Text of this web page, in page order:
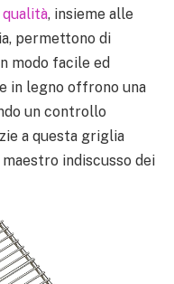
qualità, insieme alle
permettono di
modo facile ed
in legno offrono una
un controllo
a questa griglia
indiscusso dei